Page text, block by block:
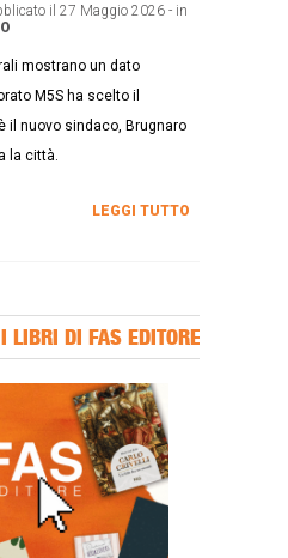
il 27 Maggio 2026 - in
mostrano un dato
M5S ha scelto il
il nuovo sindaco, Brugnaro
la città.
LEGGI TUTTO
I LIBRI DI FAS EDITORE